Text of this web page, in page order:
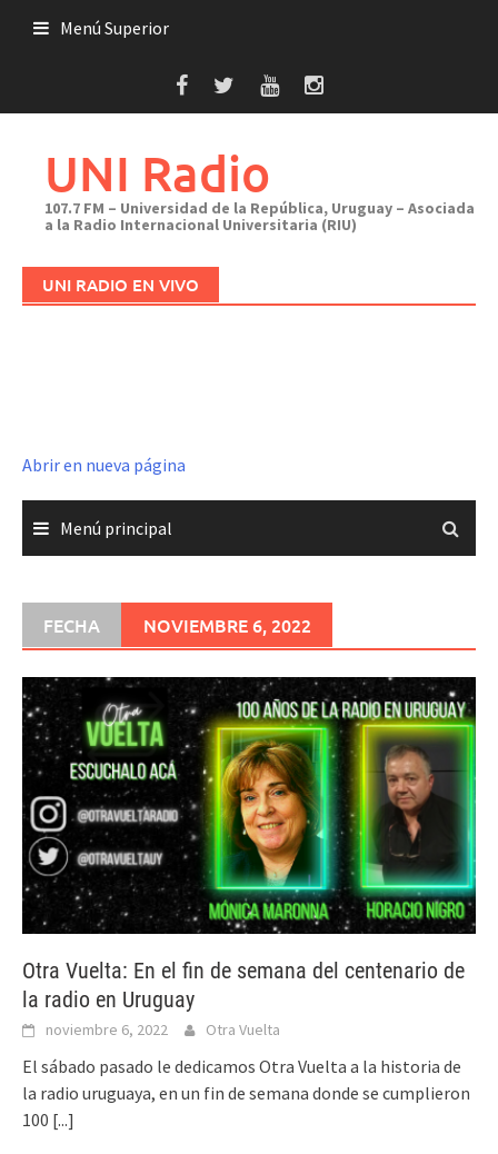
Menú Superior
UNI Radio
107.7 FM – Universidad de la República, Uruguay – Asociada
a la Radio Internacional Universitaria (RIU)
UNI RADIO EN VIVO
Abrir en nueva página
Menú principal
FECHA NOVIEMBRE 6, 2022
Otra Vuelta: En el fin de semana del centenario de
la radio en Uruguay
noviembre 6, 2022 Otra Vuelta
El sábado pasado le dedicamos Otra Vuelta a la historia de
la radio uruguaya, en un fin de semana donde se cumplieron
100 [...]